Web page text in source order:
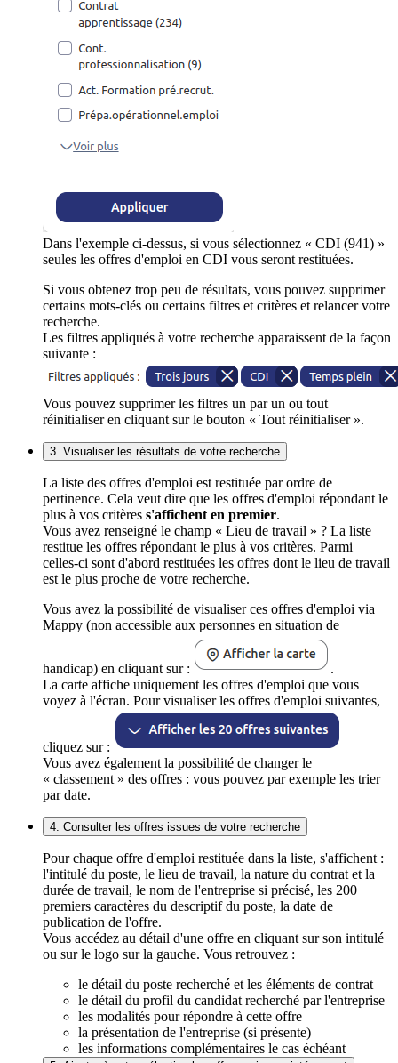
Dans l'exemple ci-dessus, si vous sélectionnez « CDI (941) »
seules les offres d'emploi en CDI vous seront restituées.
Si vous obtenez trop peu de résultats, vous pouvez supprimer
certains mots-clés ou certains filtres et critères et relancer votre
recherche.
Les filtres appliqués à votre recherche apparaissent de la façon
suivante :
Vous pouvez supprimer les filtres un par un ou tout
réinitialiser en cliquant sur le bouton « Tout réinitialiser ».
3. Visualiser les résultats de votre recherche
La liste des offres d'emploi est restituée par ordre de
pertinence. Cela veut dire que les offres d'emploi répondant le
plus à vos critères s'affichent en premier.
Vous avez renseigné le champ « Lieu de travail » ? La liste
restitue les offres répondant le plus à vos critères. Parmi
celles-ci sont d'abord restituées les offres dont le lieu de travail
est le plus proche de votre recherche.
Vous avez la possibilité de visualiser ces offres d'emploi via
Mappy (non accessible aux personnes en situation de
handicap) en cliquant sur :
.
La carte affiche uniquement les offres d'emploi que vous
voyez à l'écran. Pour visualiser les offres d'emploi suivantes,
cliquez sur :
Vous avez également la possibilité de changer le
« classement » des offres : vous pouvez par exemple les trier
par date.
4. Consulter les offres issues de votre recherche
Pour chaque offre d'emploi restituée dans la liste, s'affichent :
l'intitulé du poste, le lieu de travail, la nature du contrat et la
durée de travail, le nom de l'entreprise si précisé, les 200
premiers caractères du descriptif du poste, la date de
publication de l'offre.
Vous accédez au détail d'une offre en cliquant sur son intitulé
ou sur le logo sur la gauche. Vous retrouvez :
le détail du poste recherché et les éléments de contrat
le détail du profil du candidat recherché par l'entreprise
les modalités pour répondre à cette offre
la présentation de l'entreprise (si présente)
les informations complémentaires le cas échéant